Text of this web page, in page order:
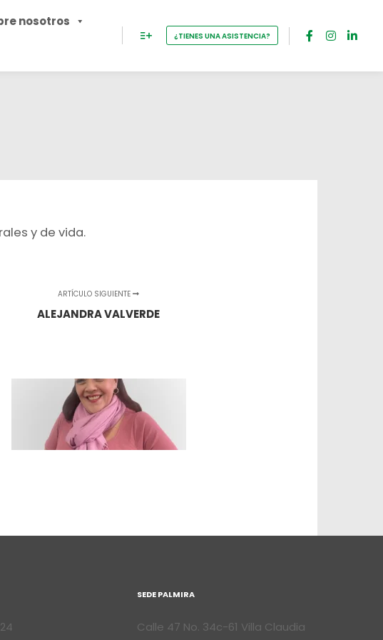
nosotros
¿TIENES UNA ASISTENCIA?
y de vida.
ARTÍCULO SIGUIENTE
ALEJANDRA VALVERDE
SEDE PALMIRA
Calle 47 No. 34c-61 Villa Claudia